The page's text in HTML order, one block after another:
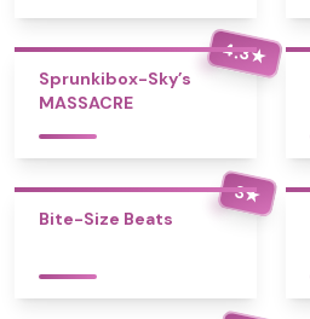
4.3★
Sprunkibox-Sky’s
MASSACRE
3★
Bite-Size Beats